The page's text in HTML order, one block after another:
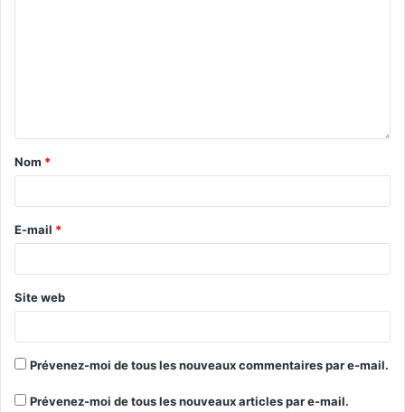
Nom *
E-mail *
Site web
Prévenez-moi de tous les nouveaux commentaires par e-mail.
Prévenez-moi de tous les nouveaux articles par e-mail.